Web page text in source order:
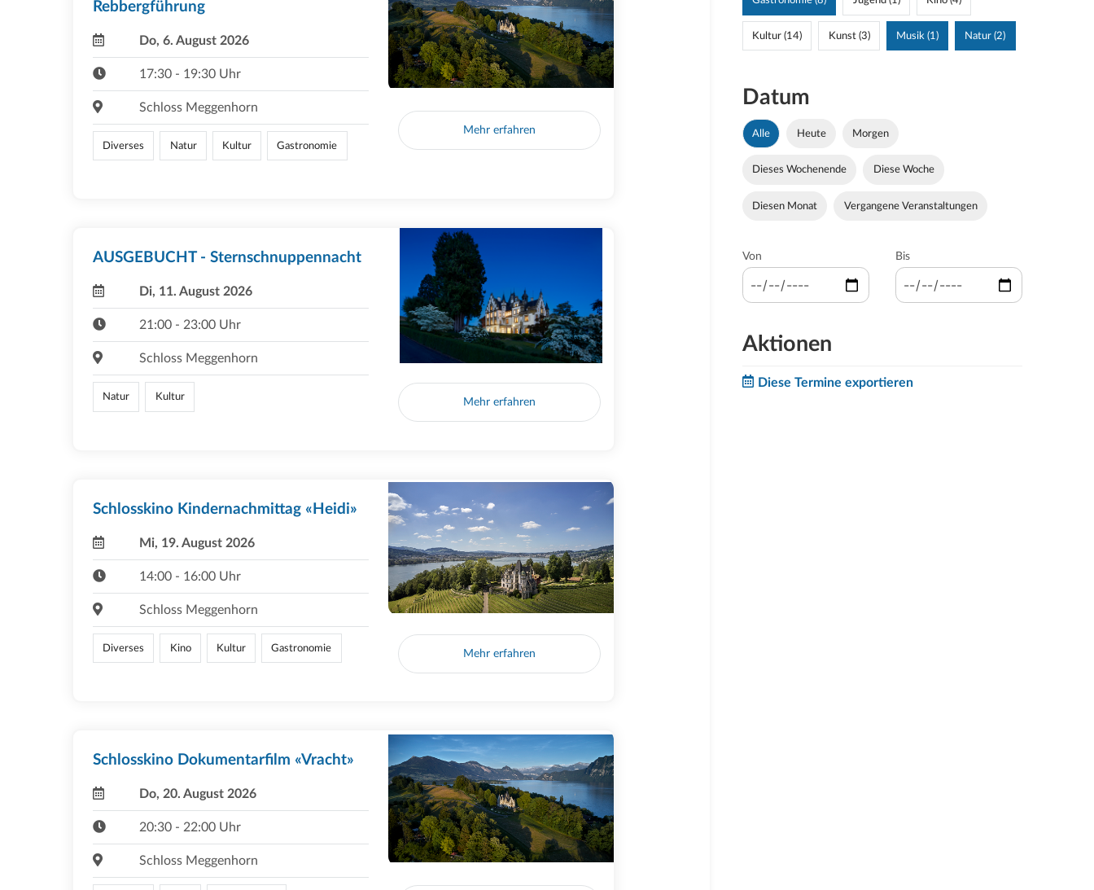
Rebbergführung
Do, 6. August 2026
17:30 - 19:30 Uhr
Schloss Meggenhorn
Diverses Natur Kultur Gastronomie
Mehr erfahren
AUSGEBUCHT - Sternschnuppennacht
Di, 11. August 2026
21:00 - 23:00 Uhr
Schloss Meggenhorn
Natur Kultur Mehr erfahren
Schlosskino Kindernachmittag «Heidi»
Mi, 19. August 2026
14:00 - 16:00 Uhr
Schloss Meggenhorn
Diverses Kino Kultur Gastronomie Mehr erfahren
Schlosskino Dokumentarfilm «Vracht»
Do, 20. August 2026
20:30 - 22:00 Uhr
Schloss Meggenhorn
Kultur (14) Kunst (3) Musik (1) Natur (2)
Datum
Alle Heute Morgen
Dieses Wochenende Diese Woche
Diesen Monat Vergangene Veranstaltungen
Von Bis
Aktionen
Diese Termine exportieren